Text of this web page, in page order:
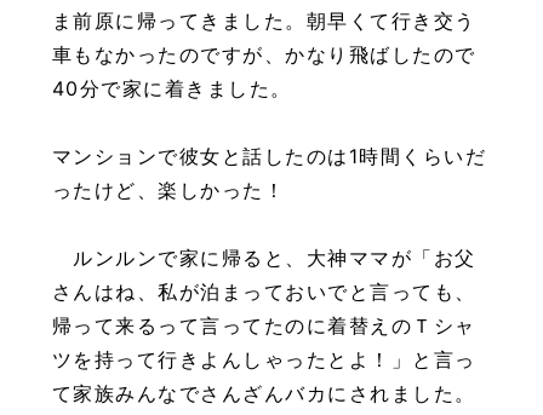
ま前原に帰ってきました。朝早くて行き交う
車もなかったのですが、かなり飛ばしたので
40分で家に着きました。
マンションで彼女と話したのは1時間くらいだ
ったけど、楽しかった！
ルンルンで家に帰ると、大神ママが「お父
さんはね、私が泊まっておいでと言っても、
帰って来るって言ってたのに着替えのＴシャ
ツを持って行きよんしゃったとよ！」と言っ
て家族みんなでさんざんバカにされました。